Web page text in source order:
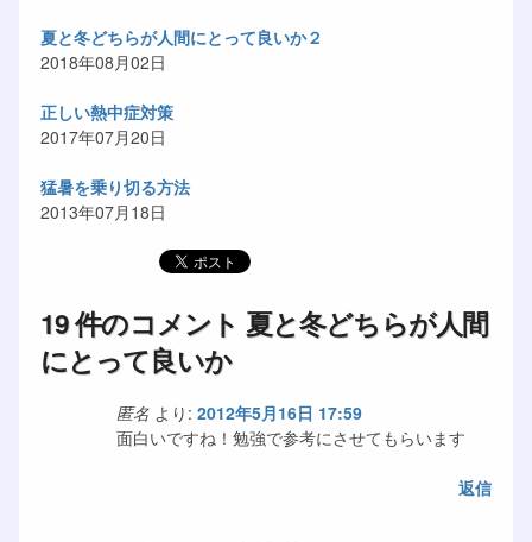
夏と冬どちらが人間にとって良いか２
2018年08月02日
正しい熱中症対策
2017年07月20日
猛暑を乗り切る方法
2013年07月18日
19 件のコメント 夏と冬どちらが人間
にとって良いか
匿名 より: 2012年5月16日 17:59
面白いですね！勉強で参考にさせてもらいます
返信